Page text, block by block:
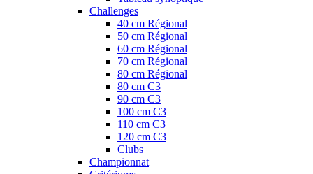
Challenges
40 cm Régional
50 cm Régional
60 cm Régional
70 cm Régional
80 cm Régional
80 cm C3
90 cm C3
100 cm C3
110 cm C3
120 cm C3
Clubs
Championnat